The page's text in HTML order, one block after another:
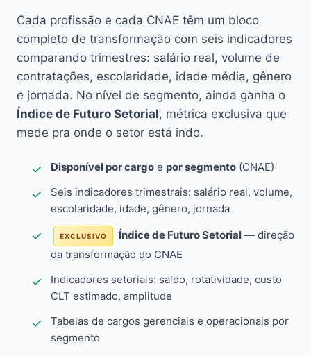
Cada profissão e cada CNAE têm um bloco
completo de transformação com seis indicadores
comparando trimestres: salário real, volume de
contratações, escolaridade, idade média, gênero
e jornada. No nível de segmento, ainda ganha o
Índice de Futuro Setorial, métrica exclusiva que
mede pra onde o setor está indo.
Disponível por cargo e por segmento (CNAE)
Seis indicadores trimestrais: salário real, volume,
escolaridade, idade, gênero, jornada
EXCLUSIVO Índice de Futuro Setorial — direção
da transformação do CNAE
Indicadores setoriais: saldo, rotatividade, custo
CLT estimado, amplitude
Tabelas de cargos gerenciais e operacionais por
segmento